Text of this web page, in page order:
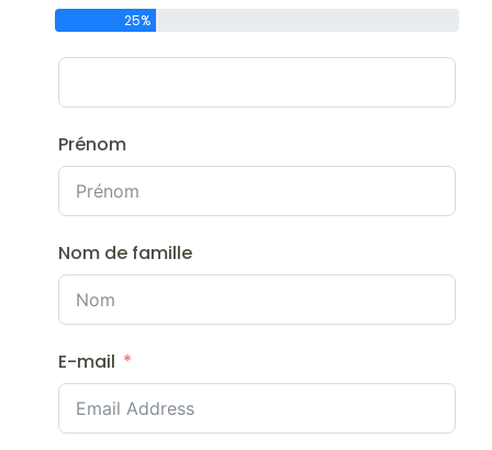
25%
Prénom
Nom de famille
E-mail